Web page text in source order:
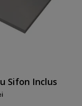
Sifon Inclus